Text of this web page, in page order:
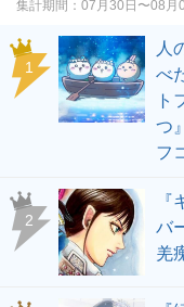
集計期間： 07月30日〜08月
1
人
べ
ト
つ
フ
2
バ
羌